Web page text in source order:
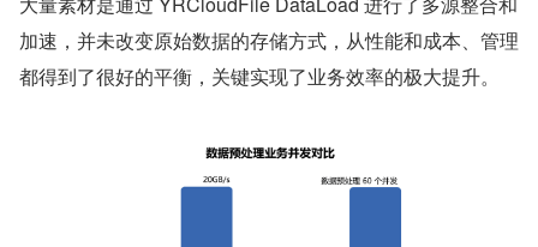
加速，并未改变原始数据的存储方式，从性能和成本、管理
都得到了很好的平衡，关键实现了业务效率的极大提升。